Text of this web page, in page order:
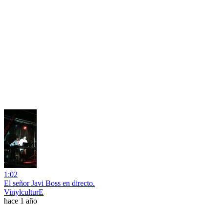
1:02
El señor Javi Boss en directo.
VinylculturE
hace 1 año